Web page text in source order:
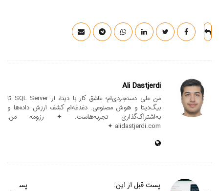
Ali Dastjerdi
من علی دستجردی‌ام؛ عاشق کار با دیتا، از SQL Server تا
بیگ‌دیتا و هوش مصنوعی. دغدغه‌ام کشف ارزش داده‌ها و
به‌اشتراک‌گذاری تجربه‌هاست. ✦ رزومه من:
alidastjerdi.com ✦
پست قبل از این:
پس